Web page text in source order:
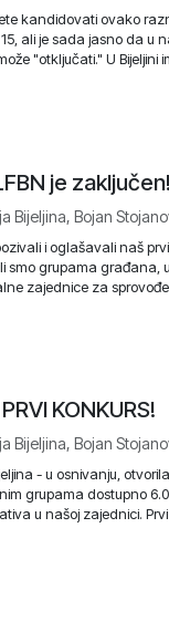
kandidovati ovako
ali je sada jasno da u
"otključati." U Bijeljini
je zaključen!
Bijeljina, Bojan
i oglašavali naš
smo grupama građana,
zajednice za
KONKURS!
Bijeljina, Bojan
- u osnivanju,
grupama dostupno
u našoj zajednici. Prvi